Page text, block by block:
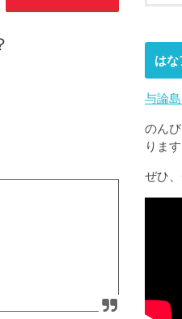
はな
与論
のん
ります
ぜひ